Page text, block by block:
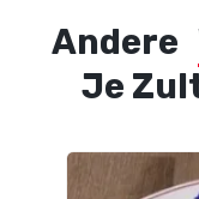
Andere
Je